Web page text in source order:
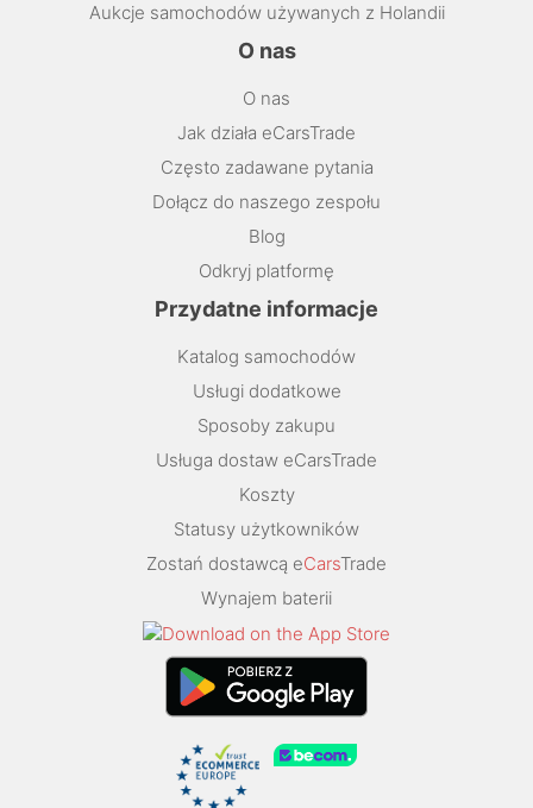
Aukcje samochodów używanych z Holandii
O nas
O nas
Jak działa eCarsTrade
Często zadawane pytania
Dołącz do naszego zespołu
Blog
Odkryj platformę
Przydatne informacje
Katalog samochodów
Usługi dodatkowe
Sposoby zakupu
Usługa dostaw eCarsTrade
Koszty
Statusy użytkowników
Zostań dostawcą eCarsTrade
Wynajem baterii